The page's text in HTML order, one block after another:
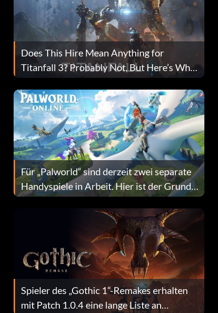
Does This Hire Mean Anything for
Titanfall 3? Probably Not, But Here’s Why
Fans Are Hopeful
Für „Palworld“ sind derzeit zwei separate
Handyspiele in Arbeit. Hier ist der Grund
dafür.
Spieler des „Gothic 1“-Remakes erhalten
mit Patch 1.0.4 eine lange Liste an